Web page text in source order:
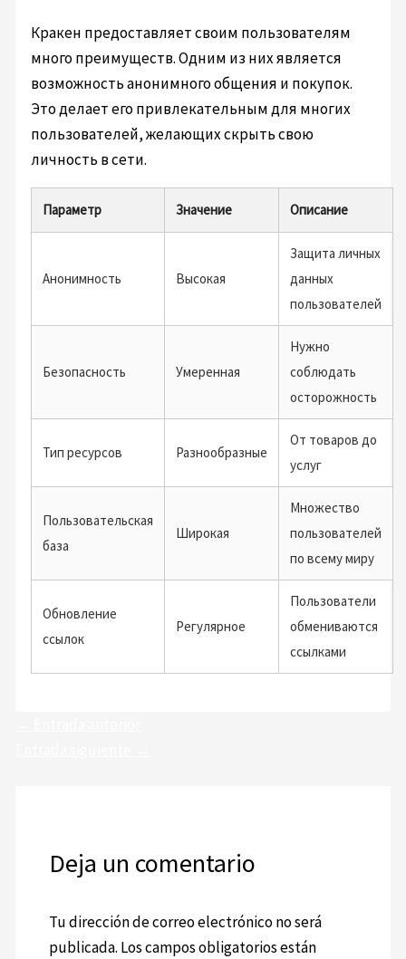
Кракен предоставляет своим пользователям
много преимуществ. Одним из них является
возможность анонимного общения и покупок.
Это делает его привлекательным для многих
пользователей, желающих скрыть свою
личность в сети.
Параметр Значение Описание
Анонимность Высокая
Защита личных
данных
пользователей
Безопасность Умеренная
Нужно
соблюдать
осторожность
Тип ресурсов Разнообразные
От товаров до
услуг
Пользовательская
база
Широкая
Множество
пользователей
по всему миру
Обновление
ссылок
Регулярное
Пользователи
обмениваются
ссылками
Deja un comentario
Tu dirección de correo electrónico no será
publicada. Los campos obligatorios están